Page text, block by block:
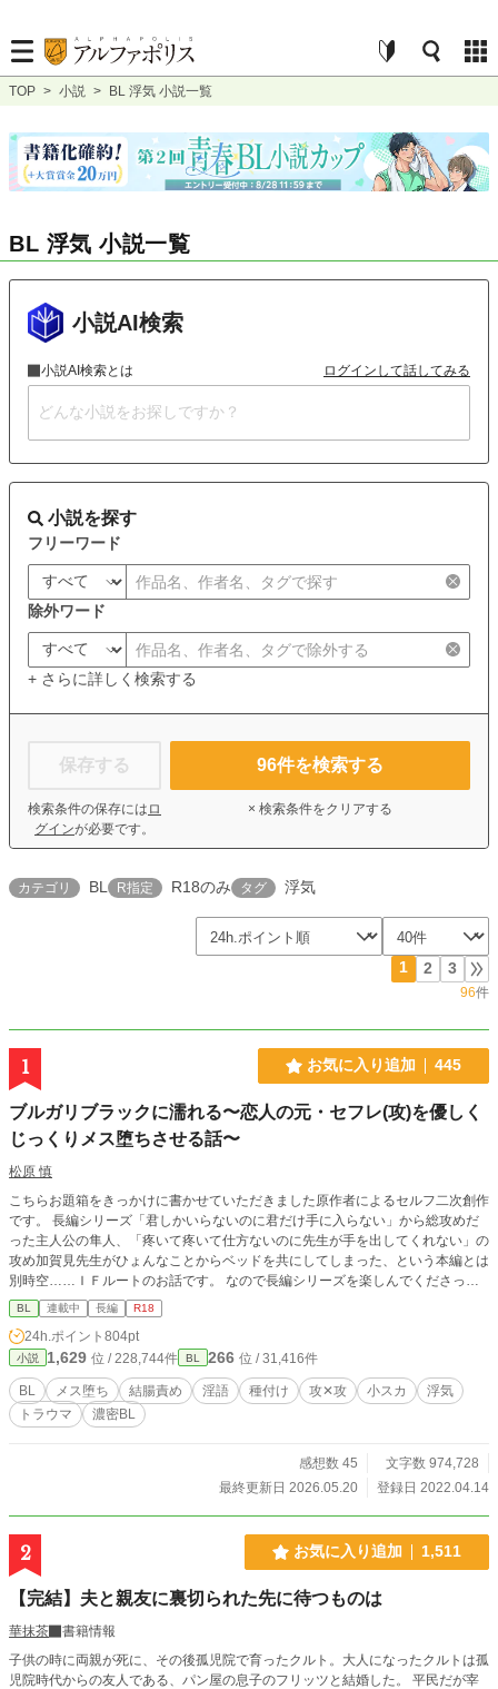
TOP > 小説 > BL 浮気 小説一覧
BL 浮気 小説一覧
小説AI検索
小説AI検索とは ログインして話してみる
小説を探す
フリーワード
除外ワード
+ さらに詳しく検索する
保存する
検索条件の保存には ロ
グインが必要です。
96件を検索する
× 検索条件をクリアする
カテゴリ BL R指定 R18のみ タグ 浮気
1 2 3
96件
1 お気に入り追加 445
ブルガリブラックに濡れる〜恋人の元・セフレ(攻)を優しく
じっくりメス堕ちさせる話〜
松原 慎
こちらお題箱をきっかけに書かせていただきました原作者によるセルフ二次創作
です。 長編シリーズ「君しかいらないのに君だけ手に入らない」から総攻めだ
った主人公の隼人、「疼いて疼いて仕方ないのに先生が手を出してくれない」の
攻め加賀見先生がひょんなことからベッドを共にしてしまった、という本編とは
別時空……ＩＦルートのお話です。 なので長編シリーズを楽しんでくださって
いた方は非常に閲覧注意です！ ちなみに加賀見✕隼人です。 イメージが壊れる
かも、攻めの受け堕ちは無理、という方は避けていただければ幸いです。 長編
シリーズを読んでいない方も楽しんでいただける内容にはなっていますので、惹
かれるものがあったらお楽しみ頂ければ嬉しいです。 普段よりも性描写多めで
す。
BL 連載中 長編 R18
24h.ポイント 804pt
小説 1,629 位 / 228,744件 BL 266 位 / 31,416件
BL メス堕ち 結腸責め 淫語 種付け 攻✕攻 小スカ
浮気
トラウマ
濃密BL
感想数 45
文字数 974,728
最終更新日 2026.05.20
登録日 2022.04.14
2 お気に入り追加 1,511
【完結】夫と親友に裏切られた先に待つものは
華抹茶
書籍情報
子供の時に両親が死に、その後孤児院で育ったクルト。大人になったクルトは孤
児院時代からの友人である、パン屋の息子のフリッツと結婚した。 平民だが宰